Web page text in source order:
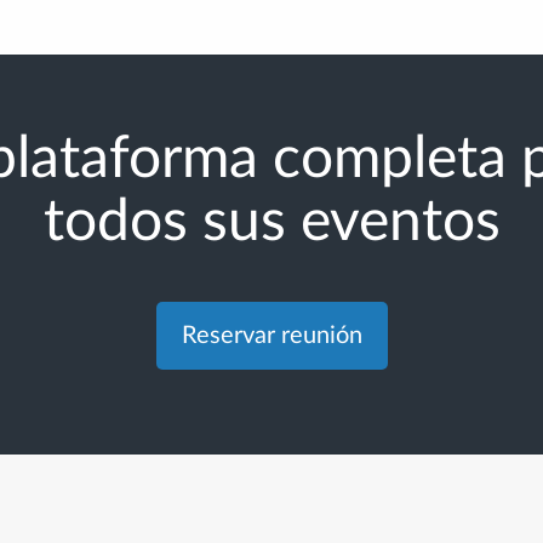
completa
todos sus eventos
Reservar reunión